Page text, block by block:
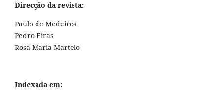
Direcção da revista:
Paulo de Medeiros
Pedro Eiras
Rosa Maria Martelo
Indexada em: